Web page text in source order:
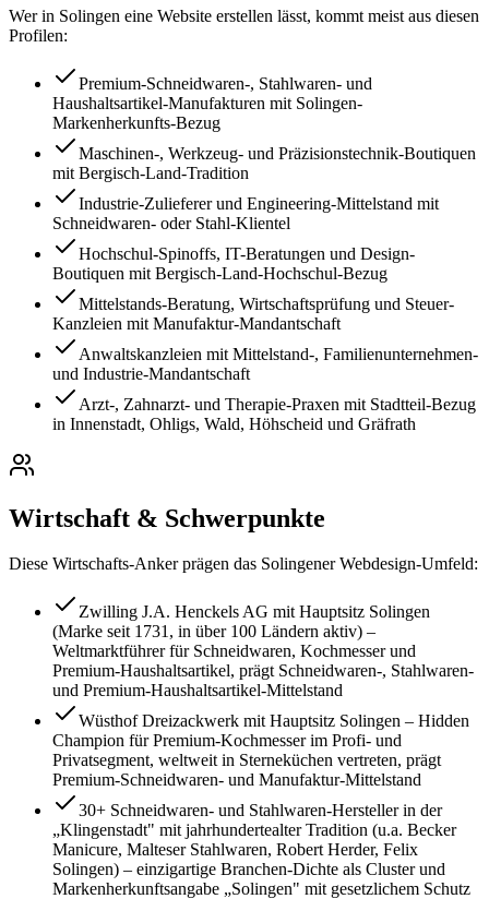
Wer in Solingen eine Website erstellen lässt, kommt meist aus diesen
Profilen:
Premium-Schneidwaren-, Stahlwaren- und
Haushaltsartikel-Manufakturen mit Solingen-
Markenherkunfts-Bezug
Maschinen-, Werkzeug- und Präzisionstechnik-Boutiquen
mit Bergisch-Land-Tradition
Industrie-Zulieferer und Engineering-Mittelstand mit
Schneidwaren- oder Stahl-Klientel
Hochschul-Spinoffs, IT-Beratungen und Design-
Boutiquen mit Bergisch-Land-Hochschul-Bezug
Mittelstands-Beratung, Wirtschaftsprüfung und Steuer-
Kanzleien mit Manufaktur-Mandantschaft
Anwaltskanzleien mit Mittelstand-, Familienunternehmen-
und Industrie-Mandantschaft
Arzt-, Zahnarzt- und Therapie-Praxen mit Stadtteil-Bezug
in Innenstadt, Ohligs, Wald, Höhscheid und Gräfrath
Wirtschaft & Schwerpunkte
Diese Wirtschafts-Anker prägen das Solingener Webdesign-Umfeld:
Zwilling J.A. Henckels AG mit Hauptsitz Solingen
(Marke seit 1731, in über 100 Ländern aktiv) –
Weltmarktführer für Schneidwaren, Kochmesser und
Premium-Haushaltsartikel, prägt Schneidwaren-, Stahlwaren-
und Premium-Haushaltsartikel-Mittelstand
Wüsthof Dreizackwerk mit Hauptsitz Solingen – Hidden
Champion für Premium-Kochmesser im Profi- und
Privatsegment, weltweit in Sterneküchen vertreten, prägt
Premium-Schneidwaren- und Manufaktur-Mittelstand
30+ Schneidwaren- und Stahlwaren-Hersteller in der
„Klingenstadt" mit jahrhundertealter Tradition (u.a. Becker
Manicure, Malteser Stahlwaren, Robert Herder, Felix
Solingen) – einzigartige Branchen-Dichte als Cluster und
Markenherkunftsangabe „Solingen" mit gesetzlichem Schutz